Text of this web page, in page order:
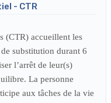
- CTR
(CTR) accueillent les
substitution durant 6
l’arrêt de leur(s)
La personne
aux tâches de la vie